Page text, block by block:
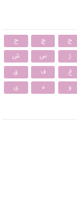
ج چ
ح
ژ س
ش
غ ف
ق
و ه ی